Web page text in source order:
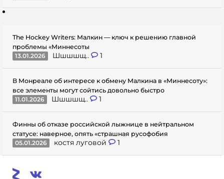
The Hockey Writers: Малкин — ключ к решению главной
проблемы «Миннесоты
13.01.2026
Шшшшщ.. 1
В Монреале об интересе к обмену Малкина в «Миннесоту»:
все элементы могут сойтись довольно быстро
11.01.2026
Шшшшщ.. 1
Финны об отказе российской лыжнице в нейтральном
статусе: наверное, опять «страшная русофобия
05.01.2026
костя луговой 1